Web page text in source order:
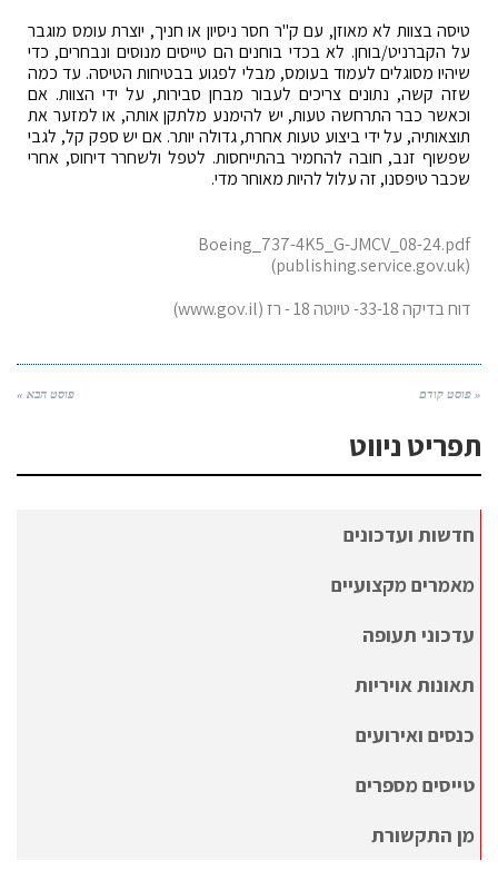
טיסה בצוות לא מאוזן, עם ק"ר חסר ניסיון או חניך, יוצרת עומס מוגבר
על הקברניט/בוחן. לא בכדי בוחנים הם טייסים מנוסים ונבחרים, כדי
שיהיו מסוגלים לעמוד בעומס, מבלי לפגוע בבטיחות הטיסה. עד כמה
שזה קשה, נתונים צריכים לעבור מבחן סבירות, על ידי הצוות. אם
וכאשר כבר התרחשה טעות, יש להימנע מלתקן אותה, או למזער את
תוצאותיה, על ידי ביצוע טעות אחרת, גדולה יותר. אם יש ספק קל, לגבי
שפשוף זנב, חובה להחמיר בהתייחסות. לטפל ולשחרר דיחוס, אחרי
שכבר טיפסנו, זה עלול להיות מאוחר מדי.
Boeing_737-4K5_G-JMCV_08-24.pdf
(publishing.service.gov.uk)
דוח בדיקה 33-18- טיוטה 18 - רז (www.gov.il)
« פוסט קודם פוסט הבא »
תפריט ניווט
חדשות ועדכונים
מאמרים מקצועיים
עדכוני תעופה
תאונות אויריות
כנסים ואירועים
טייסים מספרים
מן התקשורת